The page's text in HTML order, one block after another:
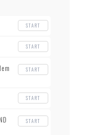
START
START
START
START
START